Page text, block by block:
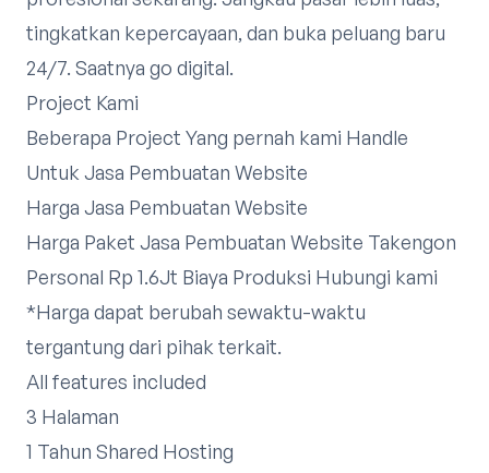
tingkatkan kepercayaan, dan buka peluang baru
24/7. Saatnya go digital.
Project Kami
Beberapa Project Yang pernah kami Handle
Untuk Jasa Pembuatan Website
Harga Jasa Pembuatan Website
Harga Paket Jasa Pembuatan Website Takengon
Personal Rp 1.6Jt Biaya Produksi Hubungi kami
*Harga dapat berubah sewaktu-waktu
tergantung dari pihak terkait.
All features included
3 Halaman
1 Tahun Shared Hosting